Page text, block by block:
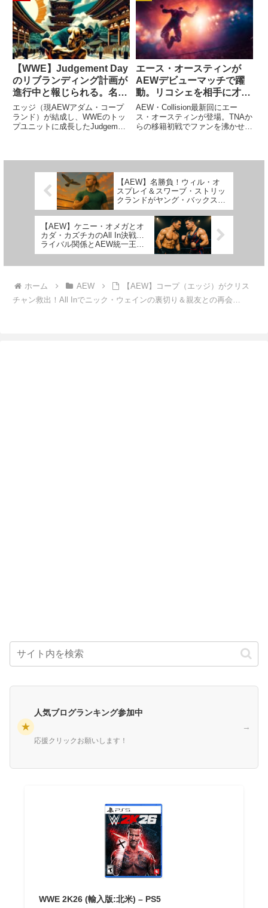
ふさわしい存在かもしれません。
AEWはレスラーが率いる団体で
す。社長は大富豪カーン一族の
青...
素晴らしいパフォーマンスを披露
した彼は、今後もNXTへやってく
ることへの期待を...
【WWE】Judgement Day
のリブランディング計画が
進行中と報じられる。名前
の変更が濃厚
エッジ（現AEWアダム・コープ
ランド）が結成し、WWEのトッ
プユニットに成長したJudgement
やカリートの加入で非...
エース・オースティンが
AEWデビューマッチで躍
動。リコシェを相手に才能
を見せつける
AEW・Collision最新回にエー
ス・オースティンが登場。TNAか
らの移籍初戦でファンを沸かせま
Austin's ...
【AEW】名勝負！ウィル・オ
スプレイ＆スワーブ・ストリッ
クランドがヤング・バックス戦
で躍動
【AEW】ケニー・オメガとオ
カダ・カズチカのAll In決戦…
ライバル関係とAEW統一王座
の行方は？
ホーム AEW
【AEW】コープ（エッジ）がクリス
チャン救出！All Inでニック・ウェインの裏切り＆親友との再会…
★
人気ブログランキング参加中
応援クリックお願いします！
→
WWE 2K26 (輸入版:北米) – PS5